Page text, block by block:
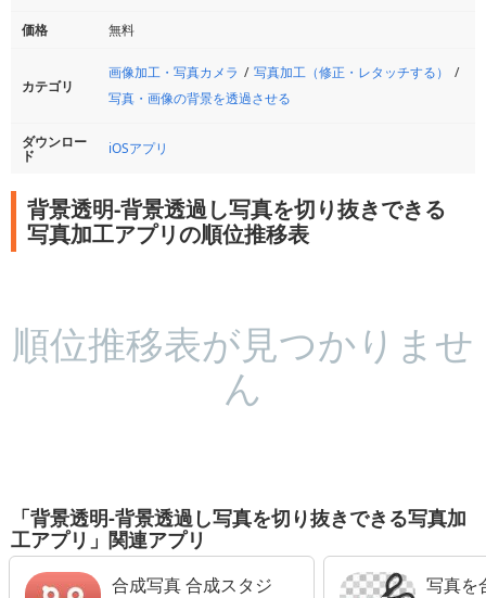
価格
無料
カテゴリ
画像加工・写真カメラ
写真加工（修正・レタッチする）
写真・画像の背景を透過させる
ダウンロー
ド iOSアプリ
背景透明-背景透過し写真を切り抜きできる
写真加工アプリの順位推移表
順位推移表が見つかりませ
ん
「背景透明-背景透過し写真を切り抜きできる写真加
工アプリ」関連アプリ
合成写真 合成スタジ
写真を